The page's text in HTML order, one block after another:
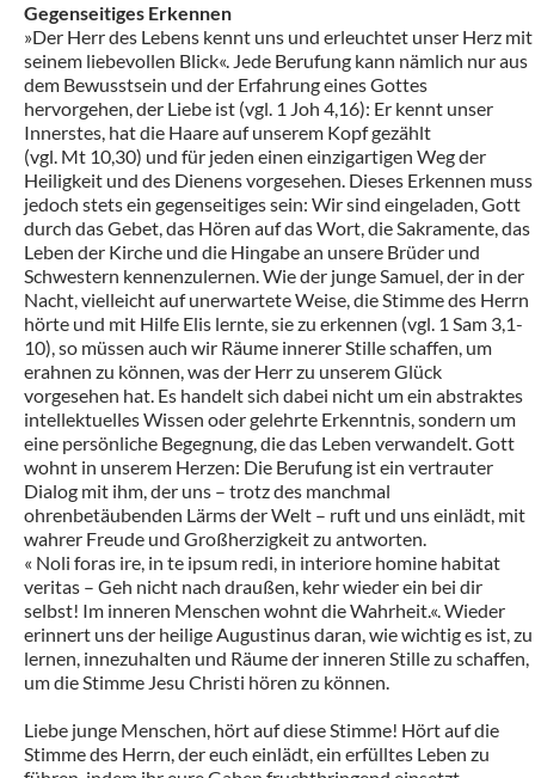
Gegenseitiges Erkennen
»Der Herr des Lebens kennt uns und erleuchtet unser Herz mit
seinem liebevollen Blick«. Jede Berufung kann nämlich nur aus
dem Bewusstsein und der Erfahrung eines Gottes
hervorgehen, der Liebe ist (vgl. 1 Joh 4,16): Er kennt unser
Innerstes, hat die Haare auf unserem Kopf gezählt
(vgl. Mt 10,30) und für jeden einen einzigartigen Weg der
Heiligkeit und des Dienens vorgesehen. Dieses Erkennen muss
jedoch stets ein gegenseitiges sein: Wir sind eingeladen, Gott
durch das Gebet, das Hören auf das Wort, die Sakramente, das
Leben der Kirche und die Hingabe an unsere Brüder und
Schwestern kennenzulernen. Wie der junge Samuel, der in der
Nacht, vielleicht auf unerwartete Weise, die Stimme des Herrn
hörte und mit Hilfe Elis lernte, sie zu erkennen (vgl. 1 Sam 3,1-
10), so müssen auch wir Räume innerer Stille schaffen, um
erahnen zu können, was der Herr zu unserem Glück
vorgesehen hat. Es handelt sich dabei nicht um ein abstraktes
intellektuelles Wissen oder gelehrte Erkenntnis, sondern um
eine persönliche Begegnung, die das Leben verwandelt. Gott
wohnt in unserem Herzen: Die Berufung ist ein vertrauter
Dialog mit ihm, der uns – trotz des manchmal
ohrenbetäubenden Lärms der Welt – ruft und uns einlädt, mit
wahrer Freude und Großherzigkeit zu antworten.
« Noli foras ire, in te ipsum redi, in interiore homine habitat
veritas – Geh nicht nach draußen, kehr wieder ein bei dir
selbst! Im inneren Menschen wohnt die Wahrheit.«. Wieder
erinnert uns der heilige Augustinus daran, wie wichtig es ist, zu
lernen, innezuhalten und Räume der inneren Stille zu schaffen,
um die Stimme Jesu Christi hören zu können.
Liebe junge Menschen, hört auf diese Stimme! Hört auf die
Stimme des Herrn, der euch einlädt, ein erfülltes Leben zu